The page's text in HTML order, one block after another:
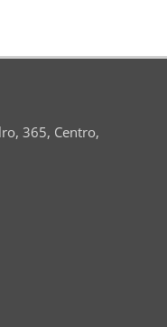
365, Centro,